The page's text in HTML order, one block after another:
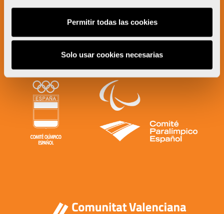
Permitir todas las cookies
Solo usar cookies necesarias